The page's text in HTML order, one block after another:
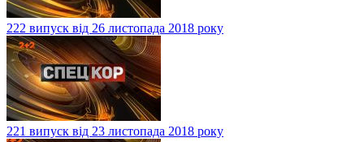
222 випуск від 26 листопада 2018 року
221 випуск від 23 листопада 2018 року